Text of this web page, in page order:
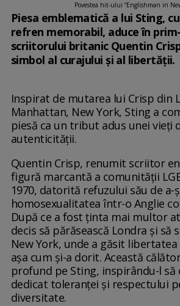
Povestea hit-ului “Englishman in
Piesa emblematică a lui Sting,
refren memorabil, aduce în
scriitorului britanic Quentin
simbol al curajului și al libertății.
Inspirat de mutarea lui Crisp din
Manhattan, New York, Sting a
piesă ca un tribut adus unei vieți
autenticității.
Quentin Crisp, renumit scriitor
figură marcantă a comunității
1970, datorită refuzului său de a-
homosexualitatea într-o Anglie
După ce a fost ținta mai multor
decis să părăsească Londra și să
New York, unde a găsit
așa cum și-a dorit. Această
profund pe Sting, inspirându-l să
dedicat toleranței și respectului
diversitate.